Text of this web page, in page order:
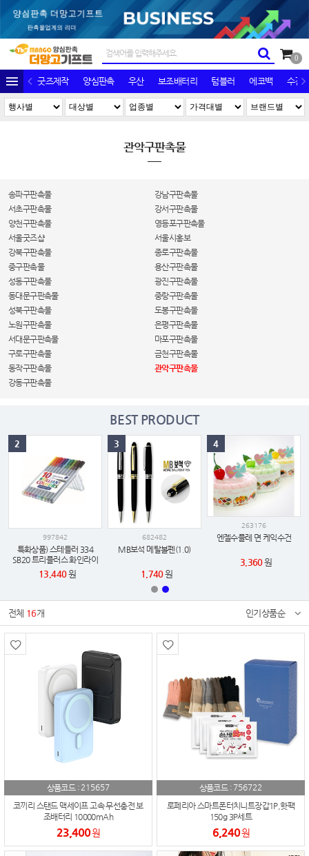
0
굿즈제작 양심판촉 우산 보조배터리 텀블러 에코백 수건/
관악구판촉물
송파구판촉물
강남구판촉물
서초구판촉물
강서구판촉물
양천구판촉물
영등포구판촉물
서울굿즈샵
서울시홍보
강북구판촉물
종로구판촉물
중구판촉물
용산구판촉물
성동구판촉물
광진구판촉물
동대문구판촉물
중랑구판촉물
성북구판촉물
도봉구판촉물
노원구판촉물
은평구판촉물
서대문구판촉물
마포구판촉물
구로구판촉물
금천구판촉물
동작구판촉물
관악구판촉물
강동구판촉물
BEST PRODUCT
997842
특화상품) 스테들러 334
SB20 트리플러스 화인라이
너 20색 세트
13,440원
2
682482
MB보석 메탈볼펜(1.0)
1,740원
3
263176
엔젤수플레 면 케익수건
3,360원
4
전체 16개 인기상품순
상품코드 :215657
코끼리 스탠드 맥세이프 고속 무선충전 보
조배터리 10000mAh
23,400원
상품코드 : 756722
로페리아 스마트폰터치니트장갑1P,핫팩
150g 3P세트
6,240원